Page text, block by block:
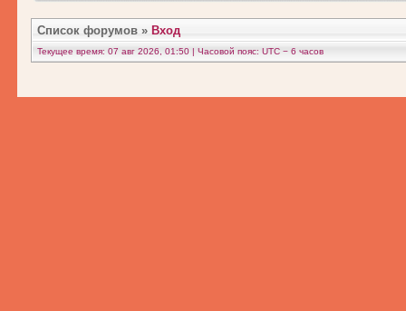
Список форумов » Вход
Текущее время: 07 авг 2026, 01:50 | Часовой пояс: UTC − 6 часов